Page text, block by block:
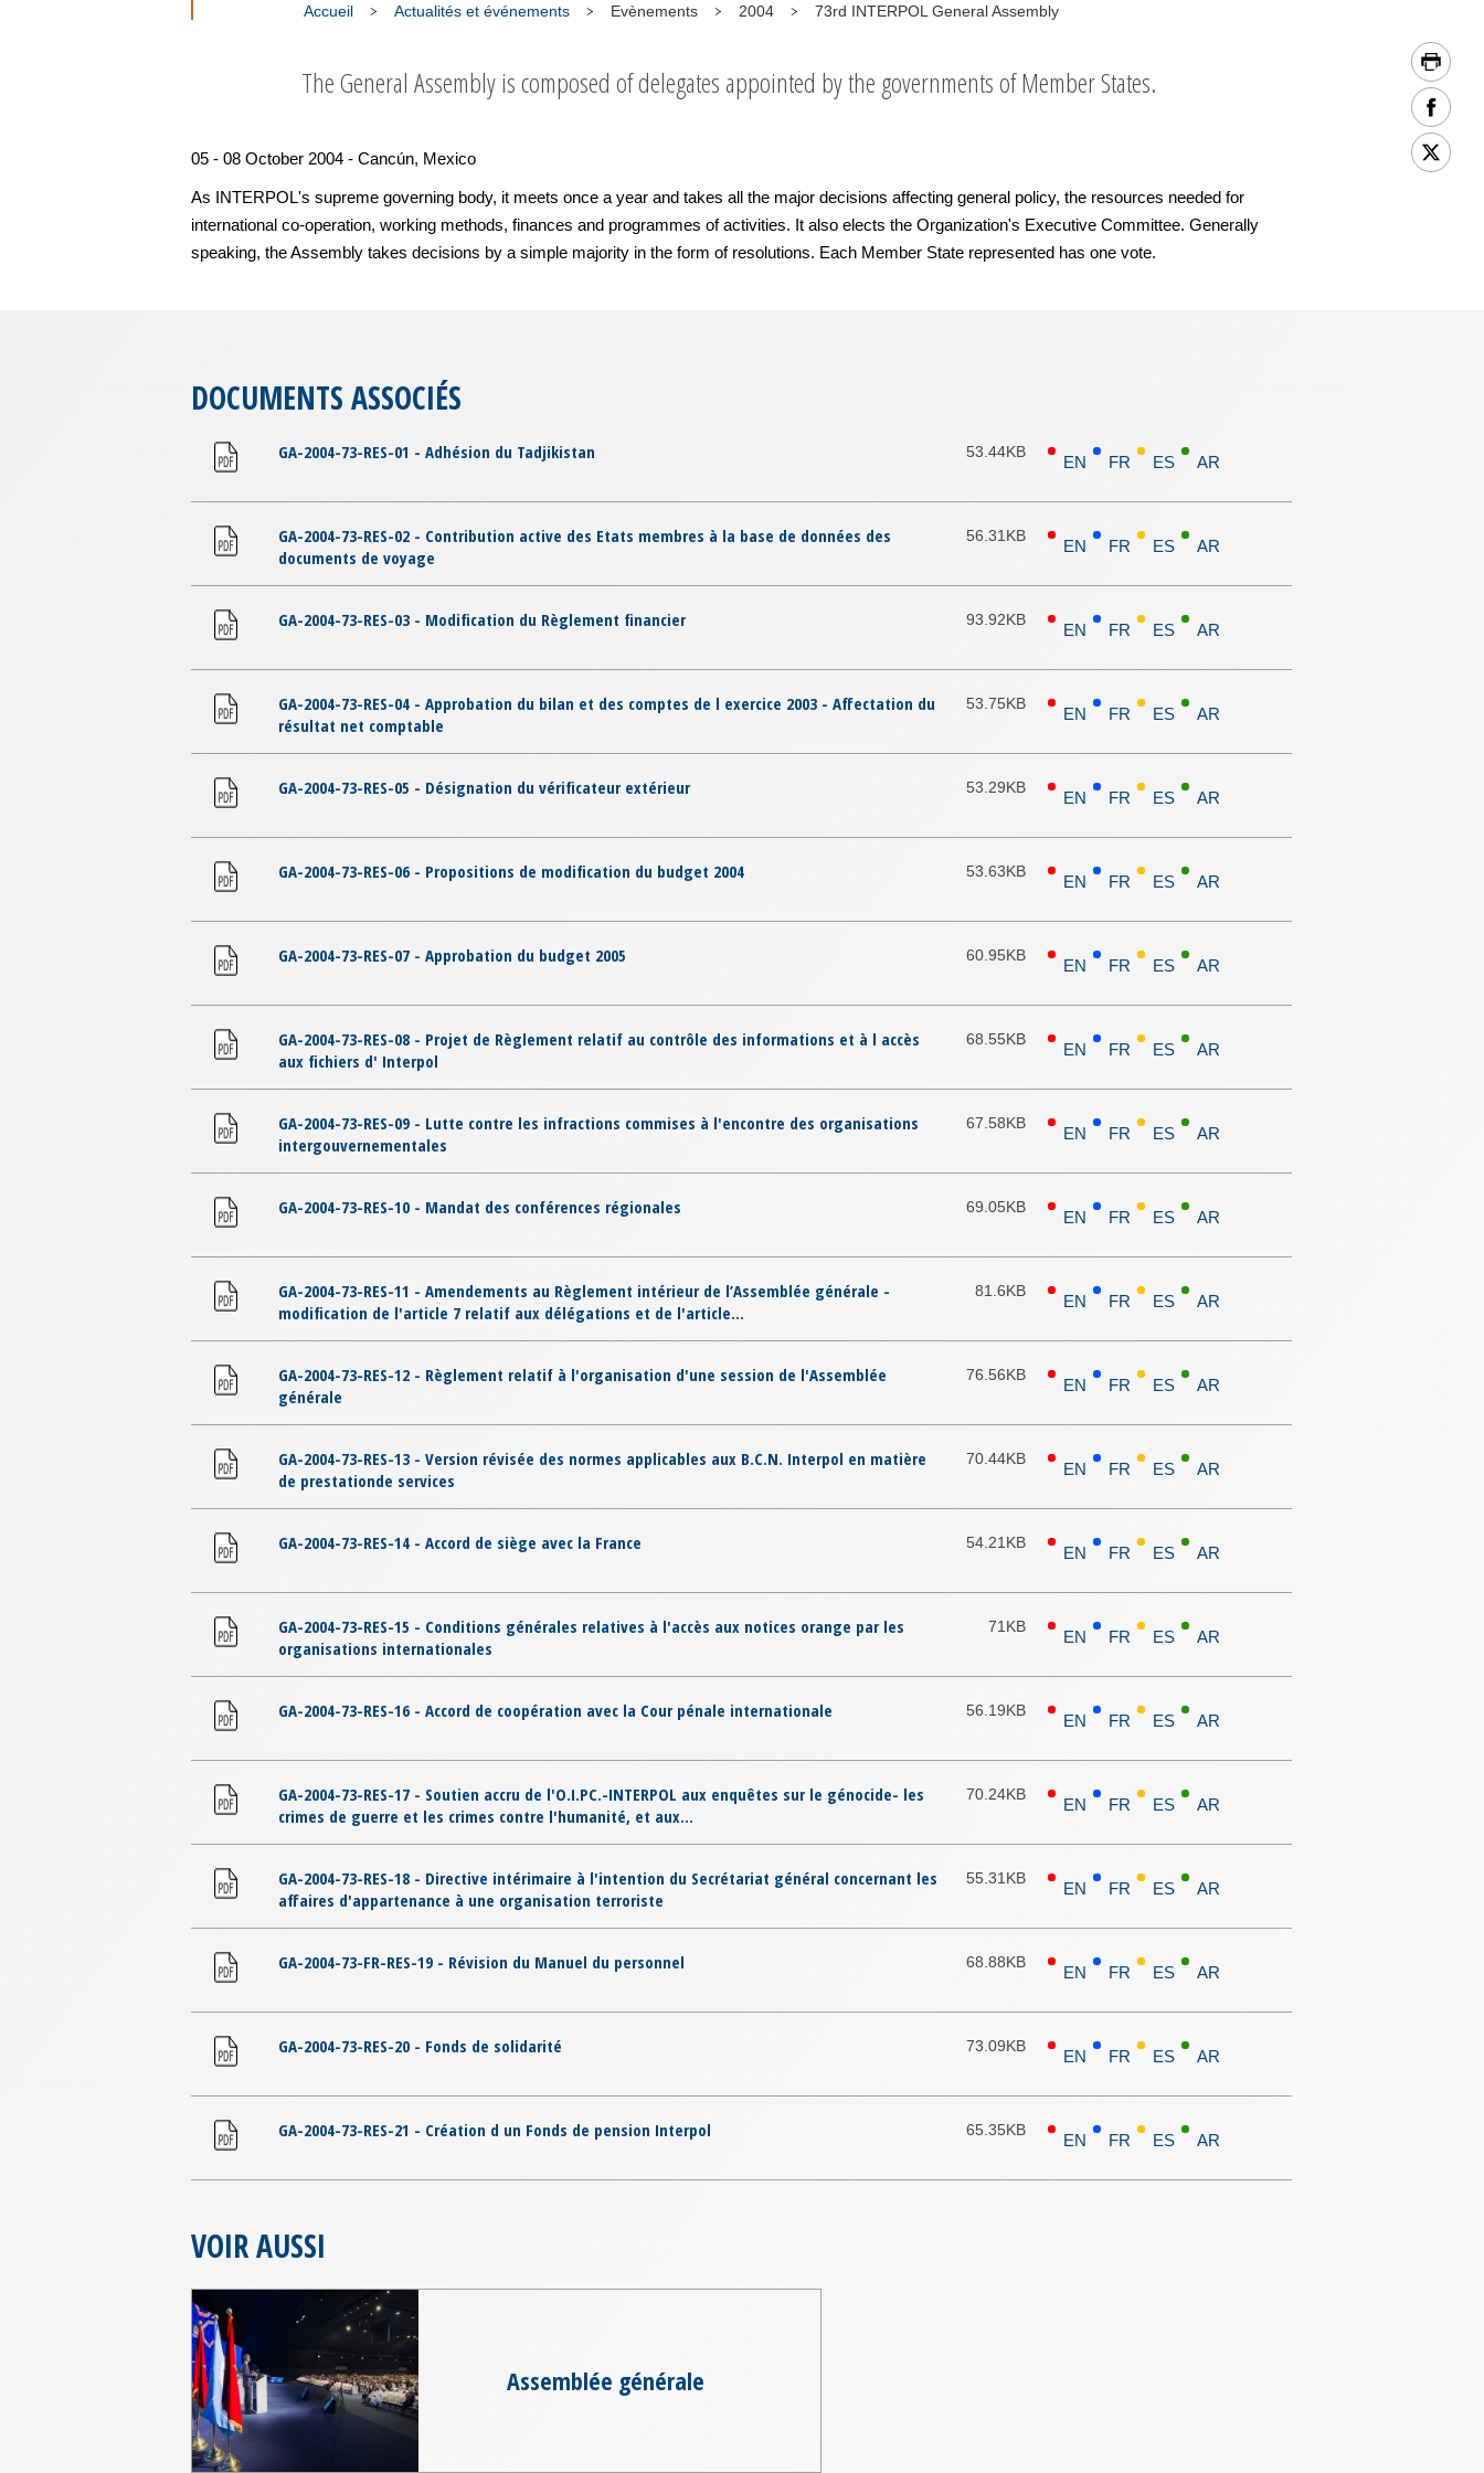
Accueil Actualités et événements Evènements 2004 73rd INTERPOL General Assembly
The General Assembly is composed of delegates appointed by the governments of Member States.
05 - 08 October 2004 - Cancún, Mexico
As INTERPOL's supreme governing body, it meets once a year and takes all the major decisions affecting general policy, the resources needed for
international co-operation, working methods, finances and programmes of activities. It also elects the Organization's Executive Committee. Generally
speaking, the Assembly takes decisions by a simple majority in the form of resolutions. Each Member State represented has one vote.
DOCUMENTS ASSOCIÉS
GA-2004-73-RES-01 - Adhésion du Tadjikistan 53.44KB
EN FR ES AR
GA-2004-73-RES-02 - Contribution active des Etats membres à la base de données des
documents de voyage
56.31KB
EN FR ES AR
GA-2004-73-RES-03 - Modification du Règlement financier 93.92KB
EN FR ES AR
GA-2004-73-RES-04 - Approbation du bilan et des comptes de l exercice 2003 - Affectation du
résultat net comptable
53.75KB
EN FR ES AR
GA-2004-73-RES-05 - Désignation du vérificateur extérieur 53.29KB
EN FR ES AR
GA-2004-73-RES-06 - Propositions de modification du budget 2004 53.63KB
EN FR ES AR
GA-2004-73-RES-07 - Approbation du budget 2005 60.95KB
EN FR ES AR
GA-2004-73-RES-08 - Projet de Règlement relatif au contrôle des informations et à l accès
aux fichiers d' Interpol
68.55KB
EN FR ES AR
GA-2004-73-RES-09 - Lutte contre les infractions commises à l'encontre des organisations
intergouvernementales
67.58KB
EN FR ES AR
GA-2004-73-RES-10 - Mandat des conférences régionales 69.05KB
EN FR ES AR
GA-2004-73-RES-11 - Amendements au Règlement intérieur de l’Assemblée générale -
modification de l'article 7 relatif aux délégations et de l'article...
81.6KB
EN FR ES AR
GA-2004-73-RES-12 - Règlement relatif à l'organisation d'une session de l'Assemblée
générale
76.56KB
EN FR ES AR
GA-2004-73-RES-13 - Version révisée des normes applicables aux B.C.N. Interpol en matière
de prestationde services
70.44KB
EN FR ES AR
GA-2004-73-RES-14 - Accord de siège avec la France 54.21KB
EN FR ES AR
GA-2004-73-RES-15 - Conditions générales relatives à l'accès aux notices orange par les
organisations internationales
71KB
EN FR ES AR
GA-2004-73-RES-16 - Accord de coopération avec la Cour pénale internationale 56.19KB
EN FR ES AR
GA-2004-73-RES-17 - Soutien accru de l'O.I.PC.-INTERPOL aux enquêtes sur le génocide- les
crimes de guerre et les crimes contre l'humanité, et aux...
70.24KB
EN FR ES AR
GA-2004-73-RES-18 - Directive intérimaire à l'intention du Secrétariat général concernant les
affaires d'appartenance à une organisation terroriste
55.31KB
EN FR ES AR
GA-2004-73-FR-RES-19 - Révision du Manuel du personnel 68.88KB
EN FR ES AR
GA-2004-73-RES-20 - Fonds de solidarité 73.09KB
EN FR ES AR
GA-2004-73-RES-21 - Création d un Fonds de pension Interpol 65.35KB
EN FR ES AR
VOIR AUSSI
Assemblée générale